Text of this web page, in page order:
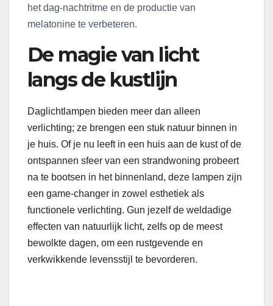
het dag-nachtritme en de productie van
melatonine te verbeteren.
De magie van licht
langs de kustlijn
Daglichtlampen bieden meer dan alleen
verlichting; ze brengen een stuk natuur binnen in
je huis. Of je nu leeft in een huis aan de kust of de
ontspannen sfeer van een strandwoning probeert
na te bootsen in het binnenland, deze lampen zijn
een game-changer in zowel esthetiek als
functionele verlichting. Gun jezelf de weldadige
effecten van natuurlijk licht, zelfs op de meest
bewolkte dagen, om een rustgevende en
verkwikkende levensstijl te bevorderen.